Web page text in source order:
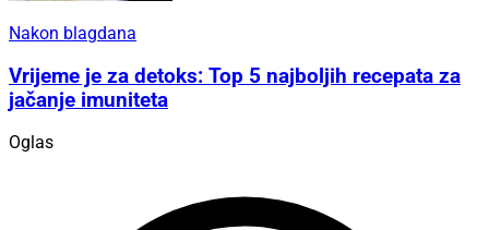
Nakon blagdana
Vrijeme je za detoks: Top 5 najboljih recepata za
jačanje imuniteta
Oglas